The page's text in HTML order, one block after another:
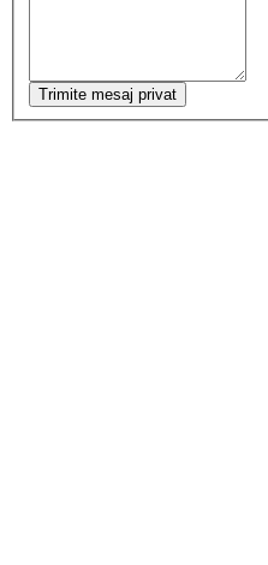
Trimite mesaj privat